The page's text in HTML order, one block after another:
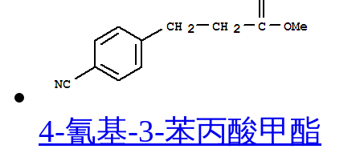
4-氰基-3-苯丙酸甲酯